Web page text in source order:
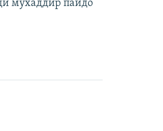
мухаддир пайдо